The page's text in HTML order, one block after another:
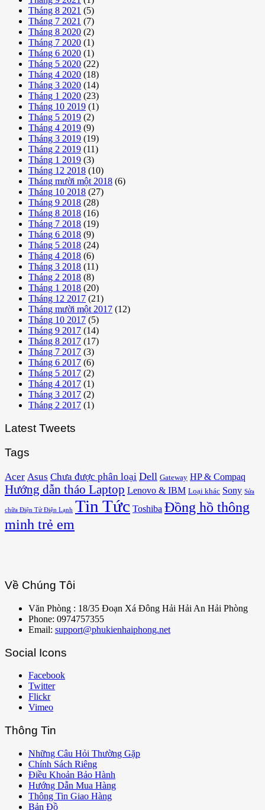
Tháng 8 2021 (5)
Tháng 7 2021 (7)
Tháng 8 2020 (2)
Tháng 7 2020 (1)
Tháng 6 2020 (1)
Tháng 5 2020 (22)
Tháng 4 2020 (18)
Tháng 3 2020 (14)
Tháng 1 2020 (23)
Tháng 10 2019 (1)
Tháng 5 2019 (2)
Tháng 4 2019 (9)
Tháng 3 2019 (19)
Tháng 2 2019 (11)
Tháng 1 2019 (3)
Tháng 12 2018 (10)
Tháng mười một 2018 (6)
Tháng 10 2018 (27)
Tháng 9 2018 (28)
Tháng 8 2018 (16)
Tháng 7 2018 (19)
Tháng 6 2018 (9)
Tháng 5 2018 (24)
Tháng 4 2018 (6)
Tháng 3 2018 (11)
Tháng 2 2018 (8)
Tháng 1 2018 (20)
Tháng 12 2017 (21)
Tháng mười một 2017 (12)
Tháng 10 2017 (5)
Tháng 9 2017 (14)
Tháng 8 2017 (17)
Tháng 7 2017 (3)
Tháng 6 2017 (6)
Tháng 5 2017 (2)
Tháng 4 2017 (1)
Tháng 3 2017 (2)
Tháng 2 2017 (1)
Latest Tweets
Tags
Acer Asus Chưa được phân loại Dell Gateway HP & Compaq
Hướng dẫn tháo Laptop Lenovo & IBM Loại khác Sony Sửa
chữa Điện Tử Điện Lạnh Tin Tức Toshiba Đồng hồ thông
minh trẻ em
Về Chúng Tôi
Văn Phòng : 18/35 Đoạn Xá Đông Hải Hải An Hải Phòng
Phone: 0974757355
Email: support@phukienhaiphong.net
Social Icons
Facebook
Twitter
Flickr
Vimeo
Thông Tin
Những Câu Hỏi Thường Gặp
Chính Sách Riêng
Điều Khoản Bảo Hành
Hướng Dẫn Mua Hàng
Thông Tin Giao Hàng
Bản Đồ